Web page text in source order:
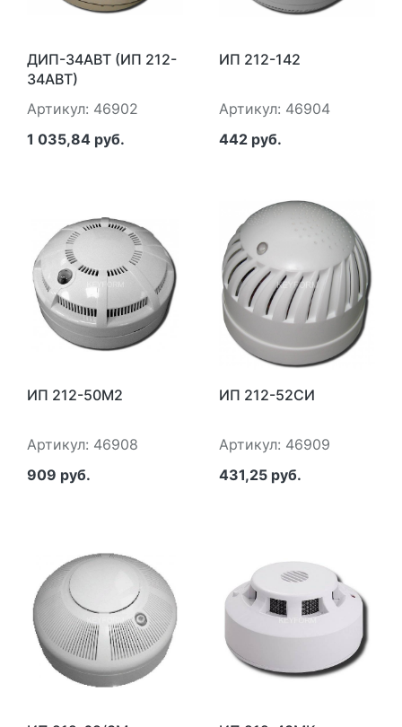
ДИП-34АВТ (ИП 212-
34АВТ)
Артикул: 46902
1 035,84 руб.
ИП 212-142
Артикул: 46904
442 руб.
ИП 212-50М2
Артикул: 46908
909 руб.
ИП 212-52СИ
Артикул: 46909
431,25 руб.